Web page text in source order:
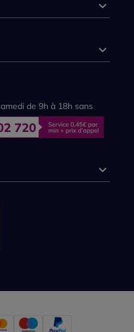
de 9h à 18h sans